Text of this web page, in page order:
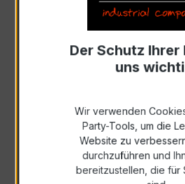
Der Schutz Ihrer
uns
Wir verwenden
Party-Tools, um die
Website zu
durchzuführen und
bereitzustellen, die für